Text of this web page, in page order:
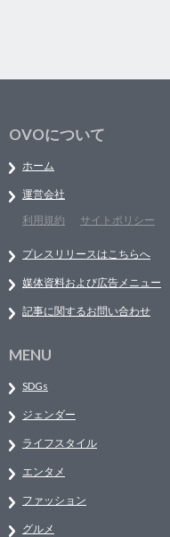
OVOについて
ホーム
運営会社
利用規約
サイトポリシー
プレスリリースはこちらへ
媒体資料および広告メニュー
記事に関するお問い合わせ
MENU
SDGs
ジェンダー
ライフスタイル
エンタメ
ファッション
グルメ